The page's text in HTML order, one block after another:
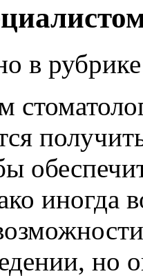
в
иногда
но